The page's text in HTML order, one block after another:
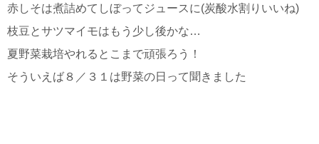
赤しそは煮詰めてしぼってジュースに(炭酸水割りいいね)
枝豆とサツマイモはもう少し後かな…
夏野菜栽培やれるとこまで頑張ろう！
そういえば８／３１は野菜の日って聞きました